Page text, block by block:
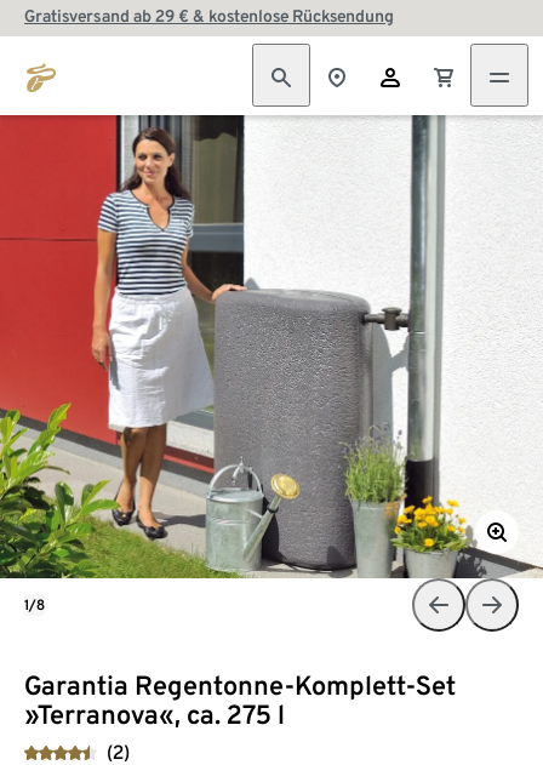
Gratisversand ab 29 € & kostenlose Rücksendung
Garantia Regentonne-Komplett-Set
»Terranova«, ca. 275 l
(2)
1/8